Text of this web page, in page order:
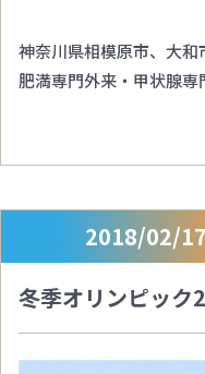
神奈川県相模原市、大
肥満専門外来・甲状腺専
2018/02/17
冬季オリンピック2